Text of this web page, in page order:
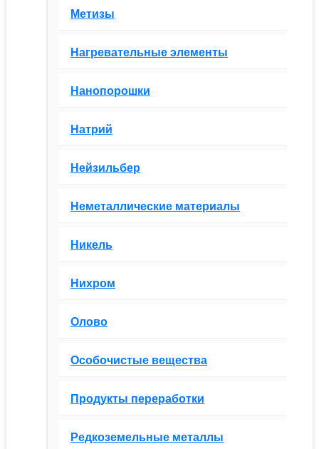
Метизы
Нагревательные элементы
Нанопорошки
Натрий
Нейзильбер
Неметаллические материалы
Никель
Нихром
Олово
Особочистые вещества
Продукты переработки
Редкоземельные металлы